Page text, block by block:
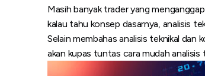
Masih banyak trader yang
kalau tahu konsep dasarnya, analisis
Selain membahas analisis teknikal dan
akan kupas tuntas cara mudah analisis